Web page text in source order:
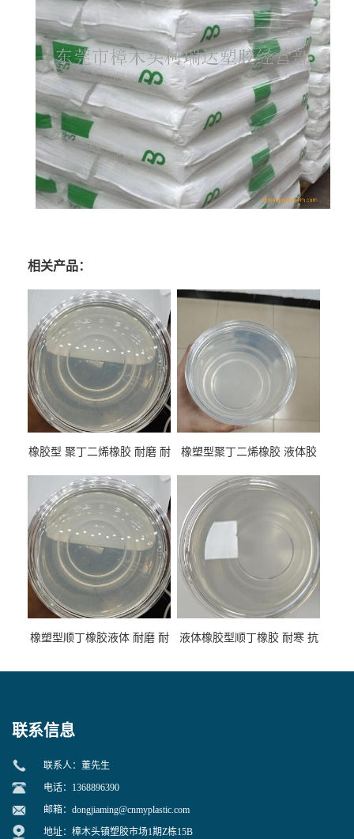
相关产品：
橡胶型 聚丁二烯橡胶 耐磨 耐
性
橡塑型聚丁二烯橡胶 液体胶
专用
橡塑型顺丁橡胶液体 耐磨 耐
液体橡胶型顺丁橡胶 耐寒 抗
联系信息
联系人：董先生
电话：1368896390
邮箱： dongjiaming@cnmyplastic.com
地址：樟木头镇塑胶市场1期Z栋15B